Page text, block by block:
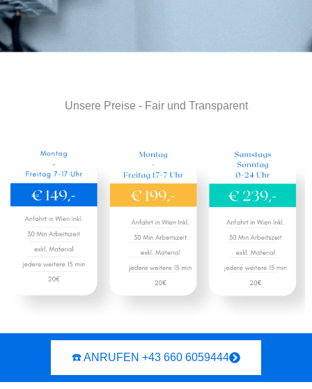
Unsere Preise - Fair und Transparent
☎️ ANRUFEN +43 660 6059444